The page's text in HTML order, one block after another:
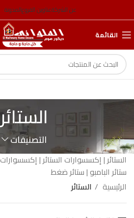
عن الشركةعناوين الفروعالمدونة
القائمة
الستائر
التصنيفات
الستائر | إكسسوارات الستائر |
ستائر البامبو | ستائر ضغط
الرئيسية
الستائر